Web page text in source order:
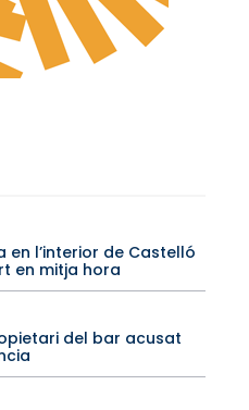
en l’interior de Castelló
en mitja hora
del bar acusat